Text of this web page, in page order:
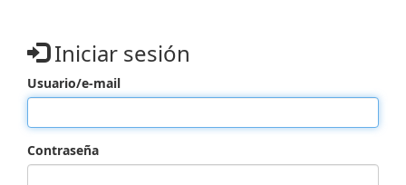
Iniciar sesión
Usuario/e-mail
Contraseña